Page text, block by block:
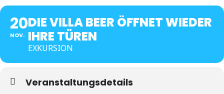
20
NOV.
DIE VILLA BEER ÖFFNET WIEDER
IHRE TÜREN
EXKURSION
Veranstaltungsdetails